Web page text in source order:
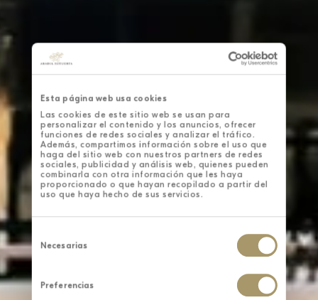
Esta página web usa cookies
Las cookies de este sitio web se usan para
personalizar el contenido y los anuncios, ofrecer
funciones de redes sociales y analizar el tráfico.
Además, compartimos información sobre el uso que
haga del sitio web con nuestros partners de redes
sociales, publicidad y análisis web, quienes pueden
combinarla con otra información que les haya
proporcionado o que hayan recopilado a partir del
uso que haya hecho de sus servicios.
de
consentimiento
Necesarias
Preferencias